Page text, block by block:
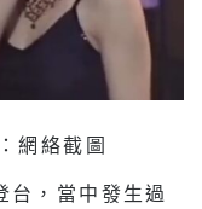
網絡截圖
台，當中發生過